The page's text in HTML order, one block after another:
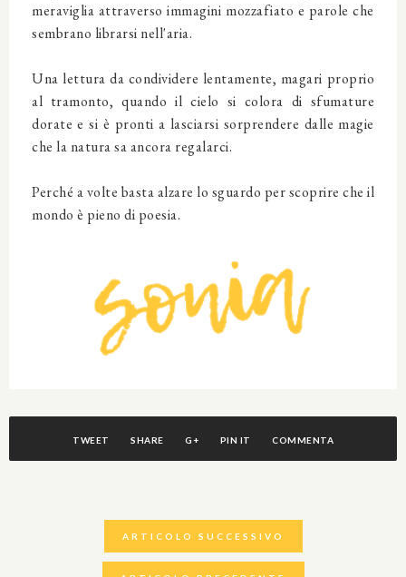
meraviglia attraverso immagini mozzafiato e parole che
sembrano librarsi nell'aria.
Una lettura da condividere lentamente, magari proprio
al tramonto, quando il cielo si colora di sfumature
dorate e si è pronti a lasciarsi sorprendere dalle magie
che la natura sa ancora regalarci.
Perché a volte basta alzare lo sguardo per scoprire che il
mondo è pieno di poesia.
TWEET SHARE G+ PIN IT COMMENTA
ARTICOLO SUCCESSIVO